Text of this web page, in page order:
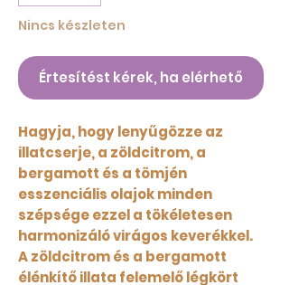
Nincs készleten
Értesítést kérek, ha elérhető
Hagyja, hogy lenyűgözze az
illatcserje, a zöldcitrom, a
bergamott és a tömjén
esszenciális olajok minden
szépsége ezzel a tökéletesen
harmonizáló virágos keverékkel.
A zöldcitrom és a bergamott
élénkítő illata felemelő légkört